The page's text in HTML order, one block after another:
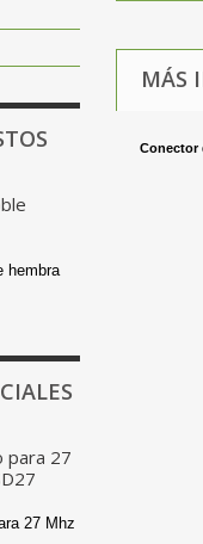
hembra
para 27
27 Mhz
MÁS
Conector